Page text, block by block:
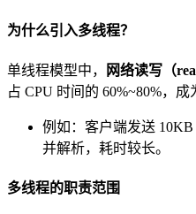
为什么引入多线程？
单线程模型中，
网络读写（
占 CPU 时间的 60%~80%，成
例如：客户端发送
并解析，耗时较长。
多线程的职责范围